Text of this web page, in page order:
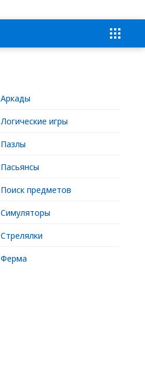
Аркады
Логические игры
Пазлы
Пасьянсы
Поиск предметов
Симуляторы
Стрелялки
Ферма